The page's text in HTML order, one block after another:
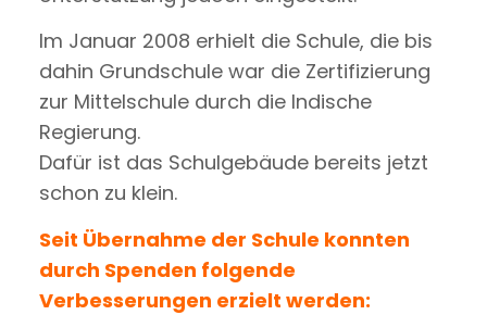
Im Januar 2008 erhielt die Schule, die bis
dahin Grundschule war die Zertifizierung
zur Mittelschule durch die Indische
Regierung.
Dafür ist das Schulgebäude bereits jetzt
schon zu klein.
Seit Übernahme der Schule konnten
durch Spenden folgende
Verbesserungen erzielt werden: